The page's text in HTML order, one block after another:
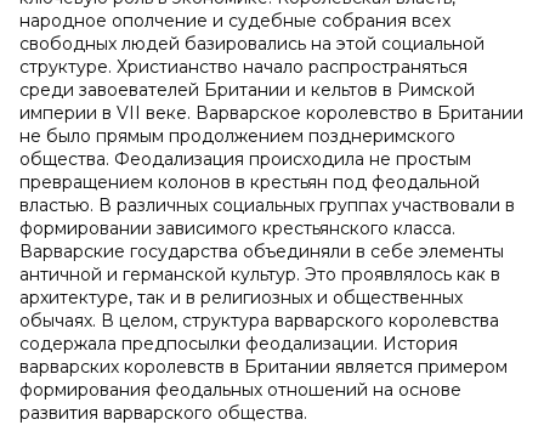
народное ополчение и судебные собрания всех
свободных людей базировались на этой социальной
структуре. Христианство начало распространяться
среди завоевателей Британии и кельтов в Римской
империи в VII веке. Варварское королевство в Британии
не было прямым продолжением позднеримского
общества. Феодализация происходила не простым
превращением колонов в крестьян под феодальной
властью. В различных социальных группах участвовали в
формировании зависимого крестьянского класса.
Варварские государства объединяли в себе элементы
античной и германской культур. Это проявлялось как в
архитектуре, так и в религиозных и общественных
обычаях. В целом, структура варварского королевства
содержала предпосылки феодализации. История
варварских королевств в Британии является примером
формирования феодальных отношений на основе
развития варварского общества.